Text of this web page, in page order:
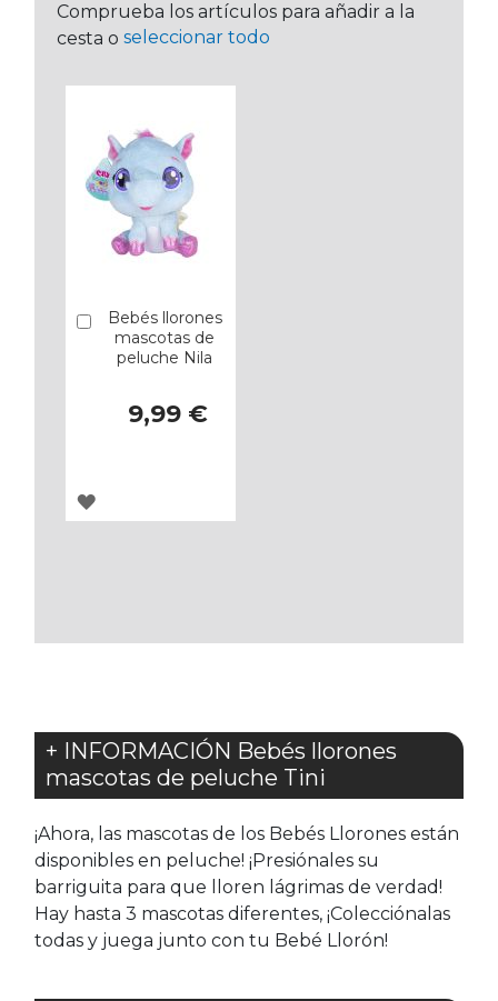
Comprueba los artículos para añadir a la
cesta o seleccionar todo
Bebés llorones
mascotas de
peluche Nila
9,99 €
Añadir
AGREGAR
+ INFORMACIÓN Bebés llorones
mascotas de peluche Tini
¡Ahora, las mascotas de los Bebés Llorones están
disponibles en peluche! ¡Presiónales su
barriguita para que lloren lágrimas de verdad!
Hay hasta 3 mascotas diferentes, ¡Colecciónalas
todas y juega junto con tu Bebé Llorón!